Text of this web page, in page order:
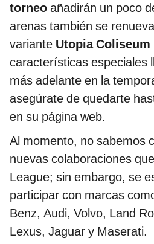
torneo añadirán un poco
arenas también se
variante Utopia Coliseum
características especiales
más adelante en la
asegúrate de quedarte
en su página web.
Al momento, no sabemos
nuevas colaboraciones
League; sin embargo, se
participar con marcas
Benz, Audi, Volvo, Land
Lexus, Jaguar y Maserati.